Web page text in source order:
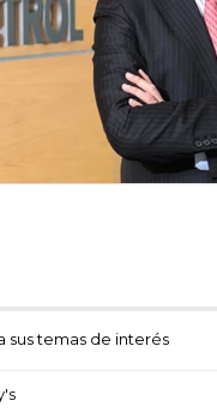
sus temas de interés